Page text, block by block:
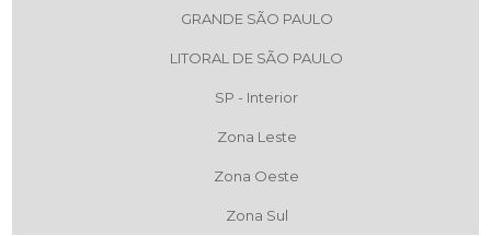
GRANDE SÃO PAULO
LITORAL DE SÃO PAULO
SP - Interior
Zona Leste
Zona Oeste
Zona Sul